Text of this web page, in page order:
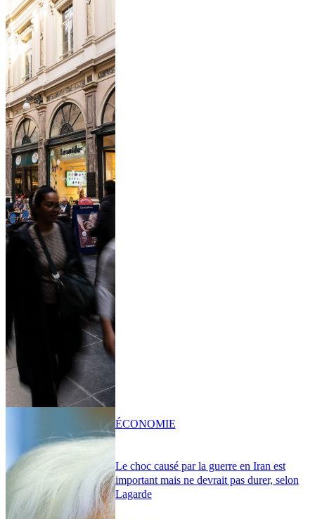
Le choc causé par la guerre en Iran est
important mais ne devrait pas durer, selon
Lagarde
ÉCONOMIE